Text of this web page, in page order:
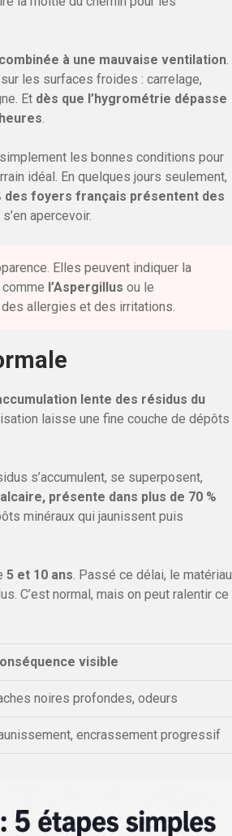
combinée à une mauvaise ventilation.
les surfaces froides : carrelage,
Et dès que l’hygrométrie dépasse
.
les bonnes conditions pour
idéal. En quelques jours seulement,
des foyers français présentent des
apercevoir.
Elles peuvent indiquer la
l’Aspergillus ou le
allergies et des irritations.
lente des résidus du
laisse une fine couche de dépôts
s’accumulent, se superposent,
présente dans plus de 70 %
minéraux qui jaunissent puis
5 et 10 ans. Passé ce délai, le matériau
C’est normal, mais on peut ralentir ce
visible
noires profondes, odeurs
encrassement progressif